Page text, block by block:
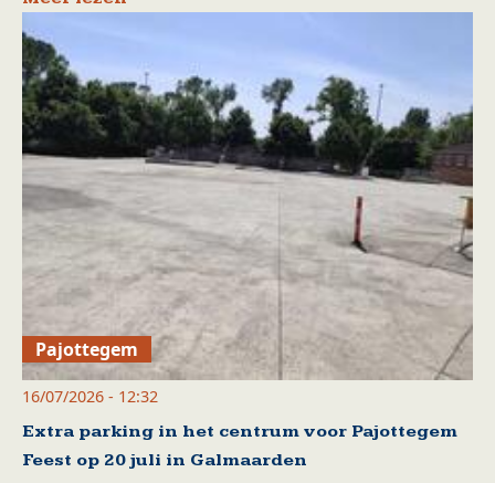
Pajottegem
16/07/2026 - 12:32
Extra parking in het centrum voor Pajottegem
Feest op 20 juli in Galmaarden